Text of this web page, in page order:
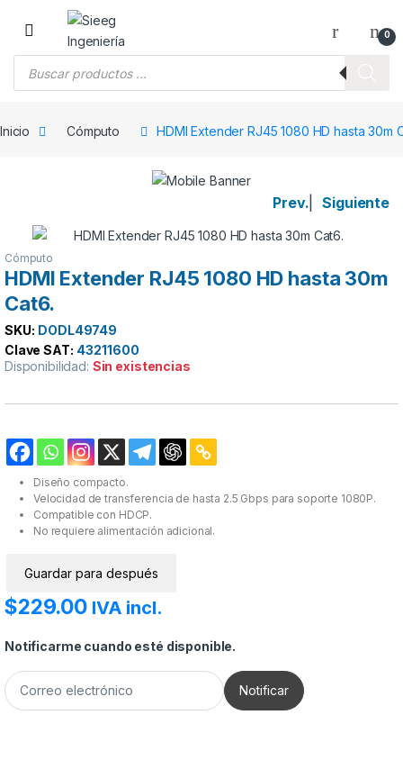
Saltar a la navegación
Saltar al contenido
0
Inicio Cómputo HDMI Extender RJ45 1080 HD hasta 30m
Prev. Siguiente
Cómputo
HDMI Extender RJ45 1080 HD hasta 30m
Cat6.
SKU: DODL49749
Clave SAT: 43211600
Disponibilidad: Sin existencias
Diseño compacto.
Velocidad de transferencia de hasta 2.5 Gbps para soporte 1080P.
Compatible con HDCP.
No requiere alimentación adicional.
Guardar para después
$229.00 IVA incl.
Notificarme cuando esté disponible.